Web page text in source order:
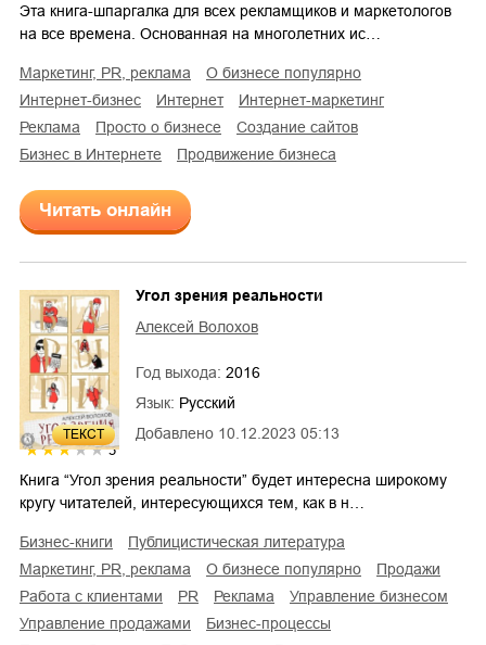
Эта книга-шпаргалка для всех рекламщиков и маркетологов
на все времена. Основанная на многолетних ис…
маркетинг, PR, реклама
о бизнесе популярно
интернет-бизнес
интернет
интернет-маркетинг
реклама
просто о бизнесе
создание сайтов
бизнес в Интернете
продвижение бизнеса
Читать онлайн
ТЕКСТ
3
Добавлено 10.12.2023 05:13
Угол зрения реальности
Алексей Волохов
Год выхода: 2016
Язык: Русский
Книга “Угол зрения реальности” будет интересна широкому
кругу читателей, интересующихся тем, как в н…
бизнес-книги
публицистическая литература
маркетинг, PR, реклама
о бизнесе популярно
продажи
работа с клиентами
PR реклама
управление бизнесом
управление продажами
бизнес-процессы